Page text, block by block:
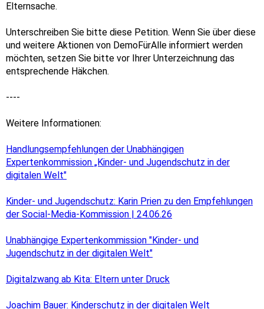
Elternsache.
Unterschreiben Sie bitte diese Petition. Wenn Sie über diese
und weitere Aktionen von DemoFürAlle informiert werden
möchten, setzen Sie bitte vor Ihrer Unterzeichnung das
entsprechende Häkchen.
----
Weitere Informationen:
Handlungsempfehlungen der Unabhängigen
Expertenkommission „Kinder- und Jugendschutz in der
digitalen Welt"
Kinder- und Jugendschutz: Karin Prien zu den Empfehlungen
der Social-Media-Kommission | 24.06.26
Unabhängige Expertenkommission "Kinder- und
Jugendschutz in der digitalen Welt"
Digitalzwang ab Kita: Eltern unter Druck
Joachim Bauer: Kinderschutz in der digitalen Welt